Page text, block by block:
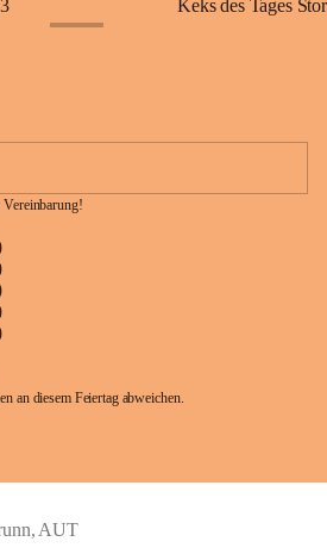
Keks des Tages
Vereinbarung!
an diesem Feiertag abweichen.
AUT